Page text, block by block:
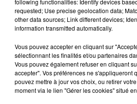
SUR LE MÊME SUJET
SADA AL
requested; Use precise geolocation data;
other data sources; Link different devices;
information transmitted automatically.
Vous pouvez accepter en cliquant sur
sélectionnant les finalités et/ou partenaires
Vous pouvez également refuser en cliquant
accepter". Vos préférences ne s'appliqueront
pouvez mettre à jour vos choix, ou retirer
moment via le lien "Gérer les cookies" situé